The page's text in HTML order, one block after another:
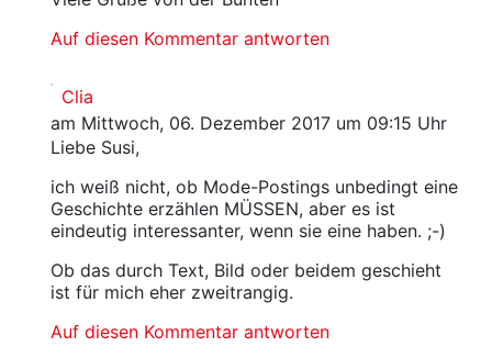
Auf diesen Kommentar antworten
Clia
am Mittwoch, 06. Dezember 2017 um 09:15 Uhr
Liebe Susi,
ich weiß nicht, ob Mode-Postings unbedingt eine
Geschichte erzählen MÜSSEN, aber es ist
eindeutig interessanter, wenn sie eine haben. ;-)
Ob das durch Text, Bild oder beidem geschieht
ist für mich eher zweitrangig.
Auf diesen Kommentar antworten